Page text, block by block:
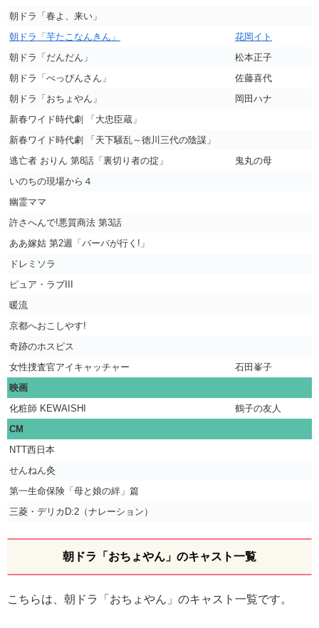
朝ドラ「春よ、来い」
朝ドラ「芋たこなんきん」
花岡イト
朝ドラ「だんだん」
松本正子
朝ドラ「べっぴんさん」
佐藤喜代
朝ドラ「おちょやん」
岡田ハナ
新春ワイド時代劇 「大忠臣蔵」
新春ワイド時代劇 「天下騒乱～徳川三代の陰謀」
逃亡者 おりん 第8話「裏切り者の掟」
鬼丸の母
いのちの現場から４
幽霊ママ
許さへんで!悪質商法 第3話
ああ嫁姑 第2週「バーバが行く!」
ドレミソラ
ピュア・ラブIII
暖流
京都へおこしやす!
奇跡のホスピス
女性捜査官アイキャッチャー
石田峯子
映画
化粧師 KEWAISHI
鶴子の友人
CM
NTT西日本
せんねん灸
第一生命保険「母と娘の絆」篇
三菱・デリカD:2（ナレーション）
朝ドラ「おちょやん」のキャスト一覧
こちらは、朝ドラ「おちょやん」のキャスト一覧です。